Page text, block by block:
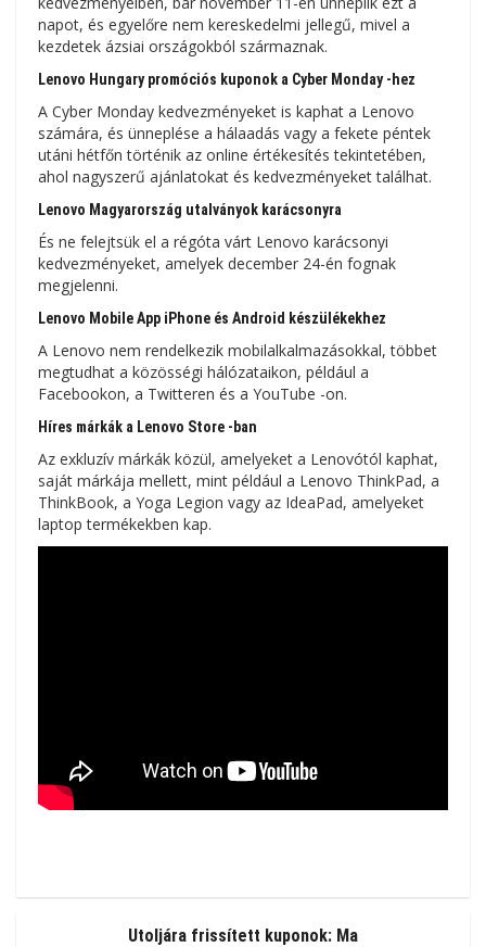
napot, és egyelőre nem kereskedelmi jellegű, mivel a
kezdetek ázsiai országokból származnak.
Lenovo Hungary promóciós kuponok a Cyber ​​Monday -hez
A Cyber ​​Monday kedvezményeket is kaphat a Lenovo
számára, és ünneplése a hálaadás vagy a fekete péntek
utáni hétfőn történik az online értékesítés tekintetében,
ahol nagyszerű ajánlatokat és kedvezményeket találhat.
Lenovo Magyarország utalványok karácsonyra
És ne felejtsük el a régóta várt Lenovo karácsonyi
kedvezményeket, amelyek december 24-én fognak
megjelenni.
Lenovo Mobile App iPhone és Android készülékekhez
A Lenovo nem rendelkezik mobilalkalmazásokkal, többet
megtudhat a közösségi hálózataikon, például a
Facebookon, a Twitteren és a YouTube -on.
Híres márkák a Lenovo Store -ban
Az exkluzív márkák közül, amelyeket a Lenovótól kaphat,
saját márkája mellett, mint például a Lenovo ThinkPad, a
ThinkBook, a Yoga Legion vagy az IdeaPad, amelyeket
laptop termékekben kap.
Utoljára frissített kuponok: Ma